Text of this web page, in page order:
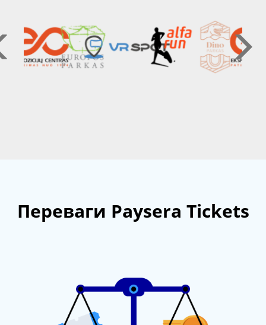
Переваги Paysera Tickets